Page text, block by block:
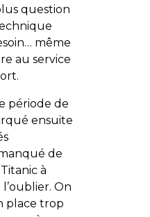
question
même
au service
période de
ensuite
de
à
On
place trop